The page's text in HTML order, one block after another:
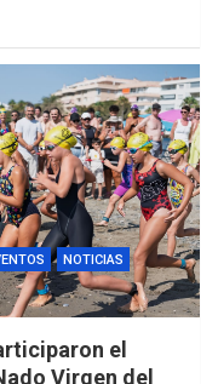
NOTICIAS
el
Virgen del